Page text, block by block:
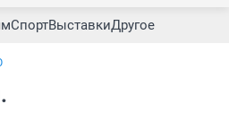
СпортВыставкиДругое